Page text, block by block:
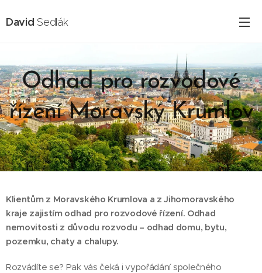
DavidSedlák
Odhad pro rozvodové
řízení Moravský Krumlov
16.02.2025
Klientům z Moravského Krumlova a z Jihomoravského
kraje zajistím odhad pro rozvodové řízení. Odhad
nemovitosti z důvodu rozvodu – odhad domu, bytu,
pozemku, chaty a chalupy.
Rozvádíte se? Pak vás čeká i vypořádání společného